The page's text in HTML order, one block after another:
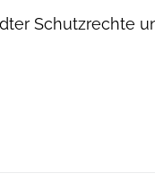
Schutzrechte